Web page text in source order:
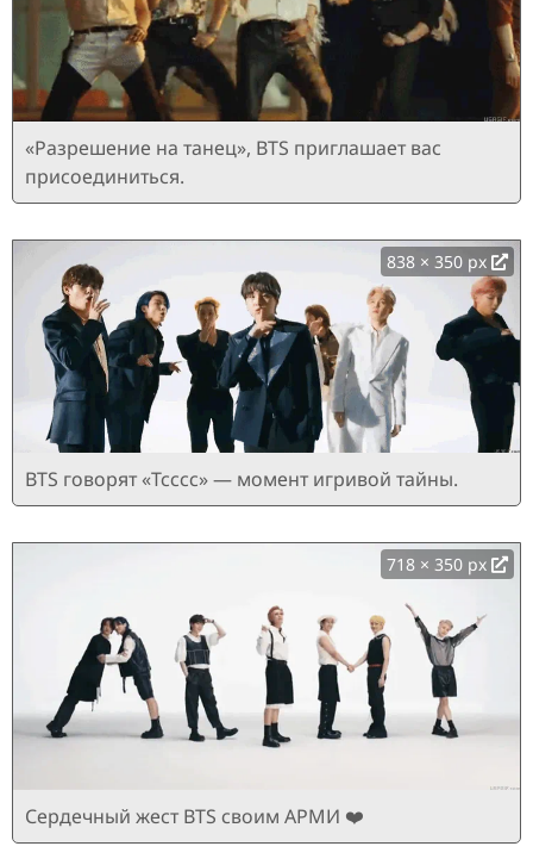
«Разрешение на танец», BTS приглашает вас
присоединиться.
838 × 350 px
BTS говорят «Тсссс» — момент игривой тайны.
718 × 350 px
Сердечный жест BTS своим АРМИ ❤️